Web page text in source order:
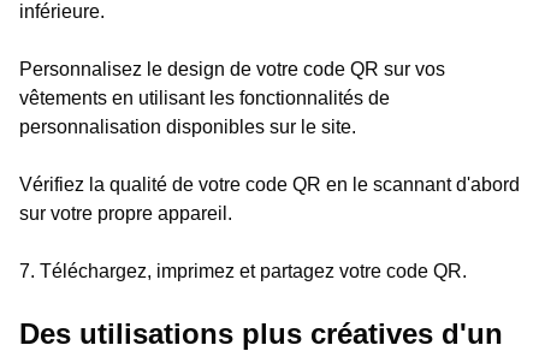
inférieure.
Personnalisez le design de votre code QR sur vos
vêtements en utilisant les fonctionnalités de
personnalisation disponibles sur le site.
Vérifiez la qualité de votre code QR en le scannant d'abord
sur votre propre appareil.
7. Téléchargez, imprimez et partagez votre code QR.
Des utilisations plus créatives d'un